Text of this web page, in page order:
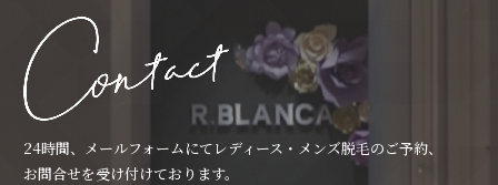
24時間、メールフォームにてレディース・メンズ脱毛のご予約、
お問合せを受け付けております。